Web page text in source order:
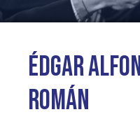
Édgar
Román